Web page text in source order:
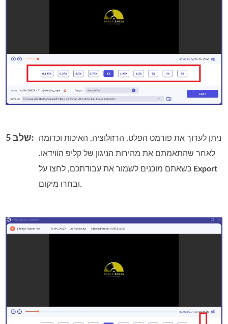
שלב 5:
ניתן לערוך את פורמט הפלט, הרזולוציה, האיכות וכדומה
לאחר שהתאמתם את מהירות הניגון של קליפ הווידאו.
Export
ובחרו מיקום.